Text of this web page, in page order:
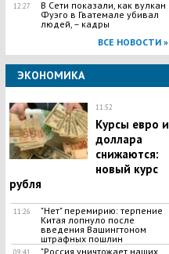
12:27
В Сети показали, как вулкан
Фуэго в Гватемале убивал
людей, – кадры
ВСЕ НОВОСТИ »
ЭКОНОМИКА
11:52
​Курсы евро и
доллара
снижаются:
новый курс
рубля
11:26
"Нет" перемирию: терпение
Китая лопнуло после
введения Вашингтоном
штрафных пошлин
09:41
"Россия уничтожает наших